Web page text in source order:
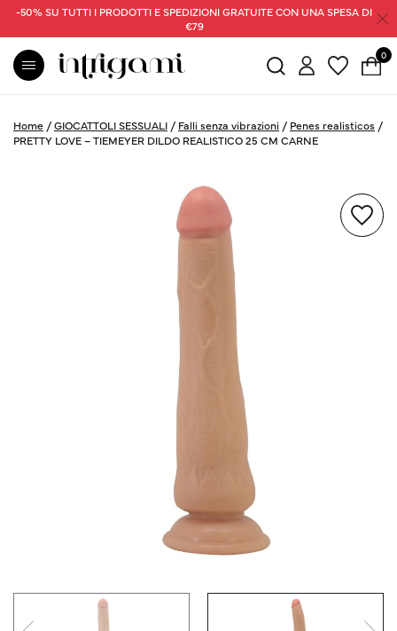
-50% SU TUTTI I PRODOTTI E SPEDIZIONI GRATUITE CON UNA SPESA DI
€79
0
Home /GIOCATTOLI SESSUALI / Falli senza vibrazioni / Penes realisticos /
PRETTY LOVE – TIEMEYER DILDO REALISTICO 25 CM CARNE